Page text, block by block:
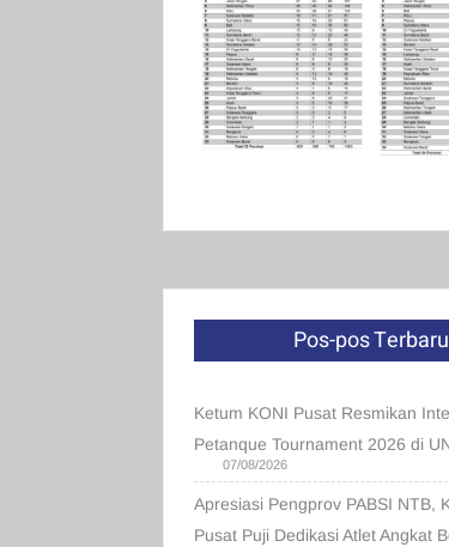
Pos-pos Terbaru
Ketum KONI Pusat Resmikan
Petanque Tournament 2026 di
07/08/2026
Apresiasi Pengprov PABSI NTB,
Pusat Puji Dedikasi Atlet Angkat